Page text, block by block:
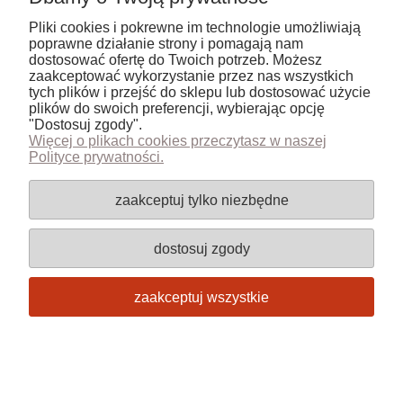
Informacje
pokaż pełną wersję strony
Sklep internetowy Shoper.pl
Pliki cookies i pokrewne im technologie umożliwiają
poprawne działanie strony i pomagają nam
dostosować ofertę do Twoich potrzeb. Możesz
zaakceptować wykorzystanie przez nas wszystkich
tych plików i przejść do sklepu lub dostosować użycie
plików do swoich preferencji, wybierając opcję
"Dostosuj zgody".
Więcej o plikach cookies przeczytasz w naszej
Polityce prywatności.
zaakceptuj tylko niezbędne
dostosuj zgody
zaakceptuj wszystkie